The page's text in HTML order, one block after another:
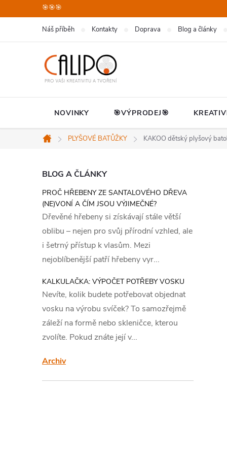
na
🎯🎯🎯
Náš příběh Kontakty Doprava Blog a články
NOVINKY 🎯VÝPRODEJ🎯
Domů
PLYŠOVÉ BATŮŽKY KAKOO dětský plyšový
P
o
s
t
r
a
n
n
í
BLOG A ČLÁNKY
PROČ HŘEBENY ZE SANTALOVÉHO DŘEVA
(NE)VONÍ A ČÍM JSOU VÝJIMEČNÉ?
Dřevěné hřebeny si získávají stále větší
oblibu – nejen pro svůj přírodní vzhled, ale
i šetrný přístup k vlasům. Mezi
nejoblíbenější patří hřebeny vyr...
KALKULAČKA: VÝPOČET POTŘEBY VOSKU
Nevíte, kolik budete potřebovat objednat
vosku na výrobu svíček? To samozřejmě
záleží na formě nebo skleničce, kterou
zvolíte. Pokud znáte její v...
Archiv